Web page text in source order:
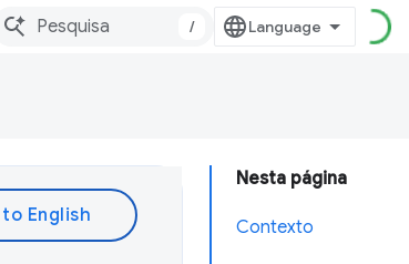
/
Nesta página
Contexto